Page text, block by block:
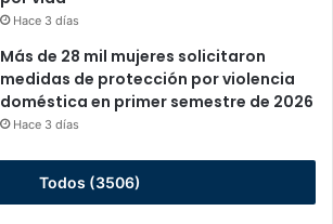
Hace 3 días
Más de 28 mil mujeres solicitaron
medidas de protección por violencia
doméstica en primer semestre de 2026
Hace 3 días
Todos (3506)